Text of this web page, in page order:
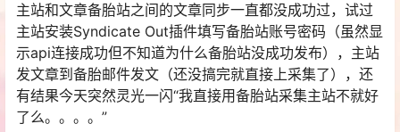
主站和文章备胎站之间的文章同步一直都没成功过，试过
主站安装Syndicate Out插件填写备胎站账号密码（虽然显
示api连接成功但不知道为什么备胎站没成功发布），主站
发文章到备胎邮件发文（还没搞完就直接上采集了），还
有结果今天突然灵光一闪“我直接用备胎站采集主站不就好
了么。。。。”